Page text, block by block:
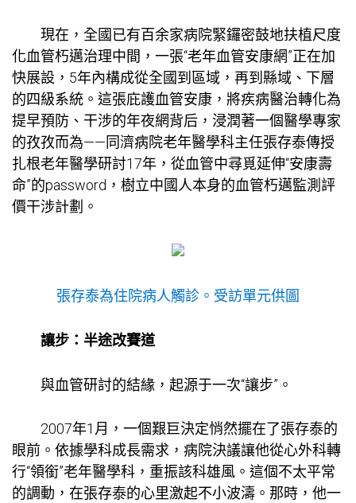
現在，全國已有百余家病院緊鑼密鼓地扶植尺度
化血管朽邁治理中間，一張“老年血管安康網”正在加
快展設，5年內構成從全國到區域，再到縣域、下層
的四級系統。這張庇護血管安康，將疾病醫治轉化為
提早預防、干涉的年夜網背后，浸潤著一個醫學專家
的孜孜而為——同濟病院老年醫學科主任張存泰傳授
扎根老年醫學研討17年，從血管中尋覓延伸“安康壽
命”的password，樹立中國人本身的血管朽邁監測評
價干涉計劃。
張存泰為住院病人觸診。受訪單元供圖
讓步：半途改賽道
與血管研討的結緣，起源于一次“讓步”。
2007年1月，一個艱巨決定悄然擺在了張存泰的
眼前。依據學科成長需求，病院決議讓他從心外科轉
行“領銜”老年醫學科，重振該科雄風。這個不太平常
的調動，在張存泰的心里激起不小波濤。那時，他一